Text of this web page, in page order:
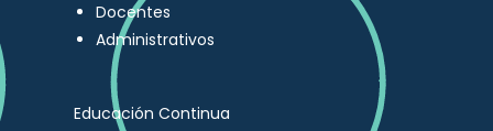
Docentes
Administrativos
Educación Continua